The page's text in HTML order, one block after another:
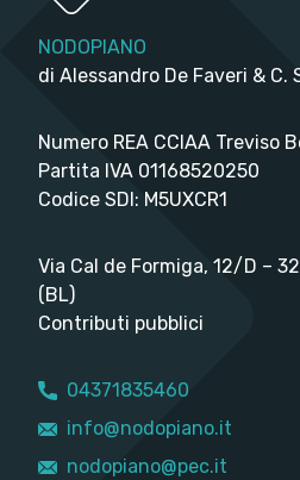
NODOPIANO
di Alessandro De Faveri & C.
Numero REA CCIAA Treviso
Partita IVA 01168520250
Codice SDI: M5UXCR1
Via Cal de Formiga, 12/D –
(BL)
Contributi pubblici
04371835460
info@nodopiano.it
nodopiano@pec.it